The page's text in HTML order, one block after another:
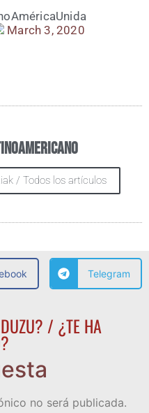
March 3, 2020
/ Todos los artículos
Telegram
/ ¿TE HA
no será publicada.